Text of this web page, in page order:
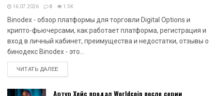
16.07.2026 0 1.5K
Binodex - обзор платформы для торговли Digital Options и
крипто-фьючерсами, как работает платформа, регистрация и
вход в личный кабинет, преимущества и недостатки, отзывы о
бинодекс Binodex - это...
ЧИТАТЬ ДАЛЕЕDETAILS
Артур Хейс продал Worldcoin после серии